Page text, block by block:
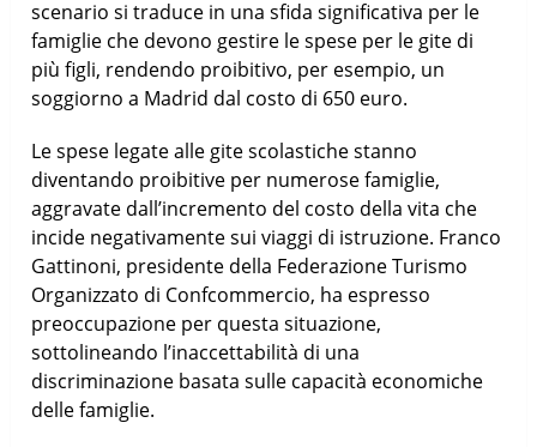
scenario si traduce in una sfida significativa per le
famiglie che devono gestire le spese per le gite di
più figli, rendendo proibitivo, per esempio, un
soggiorno a Madrid dal costo di 650 euro.
Le spese legate alle gite scolastiche stanno
diventando proibitive per numerose famiglie,
aggravate dall’incremento del costo della vita che
incide negativamente sui viaggi di istruzione. Franco
Gattinoni, presidente della Federazione Turismo
Organizzato di Confcommercio, ha espresso
preoccupazione per questa situazione,
sottolineando l’inaccettabilità di una
discriminazione basata sulle capacità economiche
delle famiglie.